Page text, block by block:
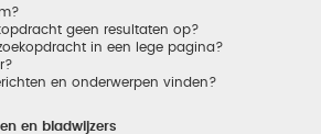
geen resultaten op?
in een lege pagina?
en onderwerpen vinden?
en bladwijzers